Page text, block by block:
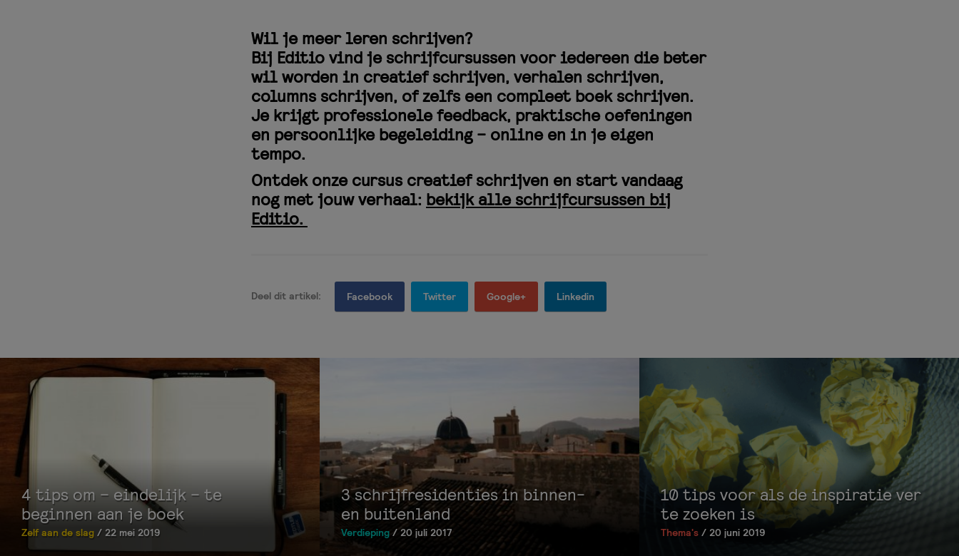
Wil je meer leren schrijven?
Bij Editio vind je schrijfcursussen voor iedereen die beter
wil worden in creatief schrijven, verhalen schrijven,
columns schrijven, of zelfs een compleet boek schrijven.
Je krijgt professionele feedback, praktische oefeningen
en persoonlijke begeleiding – online en in je eigen
tempo.
Ontdek onze cursus creatief schrijven en start vandaag
nog met jouw verhaal: bekijk alle schrijfcursussen bij
Editio.
Deel dit artikel: Facebook Twitter Google+ Linkedin
4 tips om – eindelijk – te
beginnen aan je boek
Zelf aan de slag / 22 mei 2019
3 schrijfresidenties in binnen-
en buitenland
Verdieping/ 20 juli 2017
10 tips voor als de inspiratie ver
te zoeken is
Thema's/ 20 juni 2019